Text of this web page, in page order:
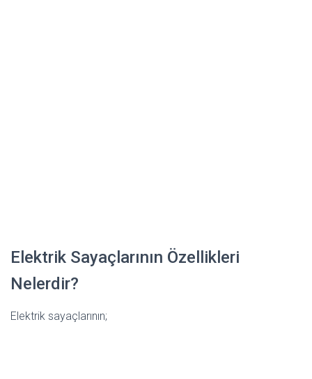
Elektrik Sayaçlarının Özellikleri
Nelerdir?
Elektrik sayaçlarının;